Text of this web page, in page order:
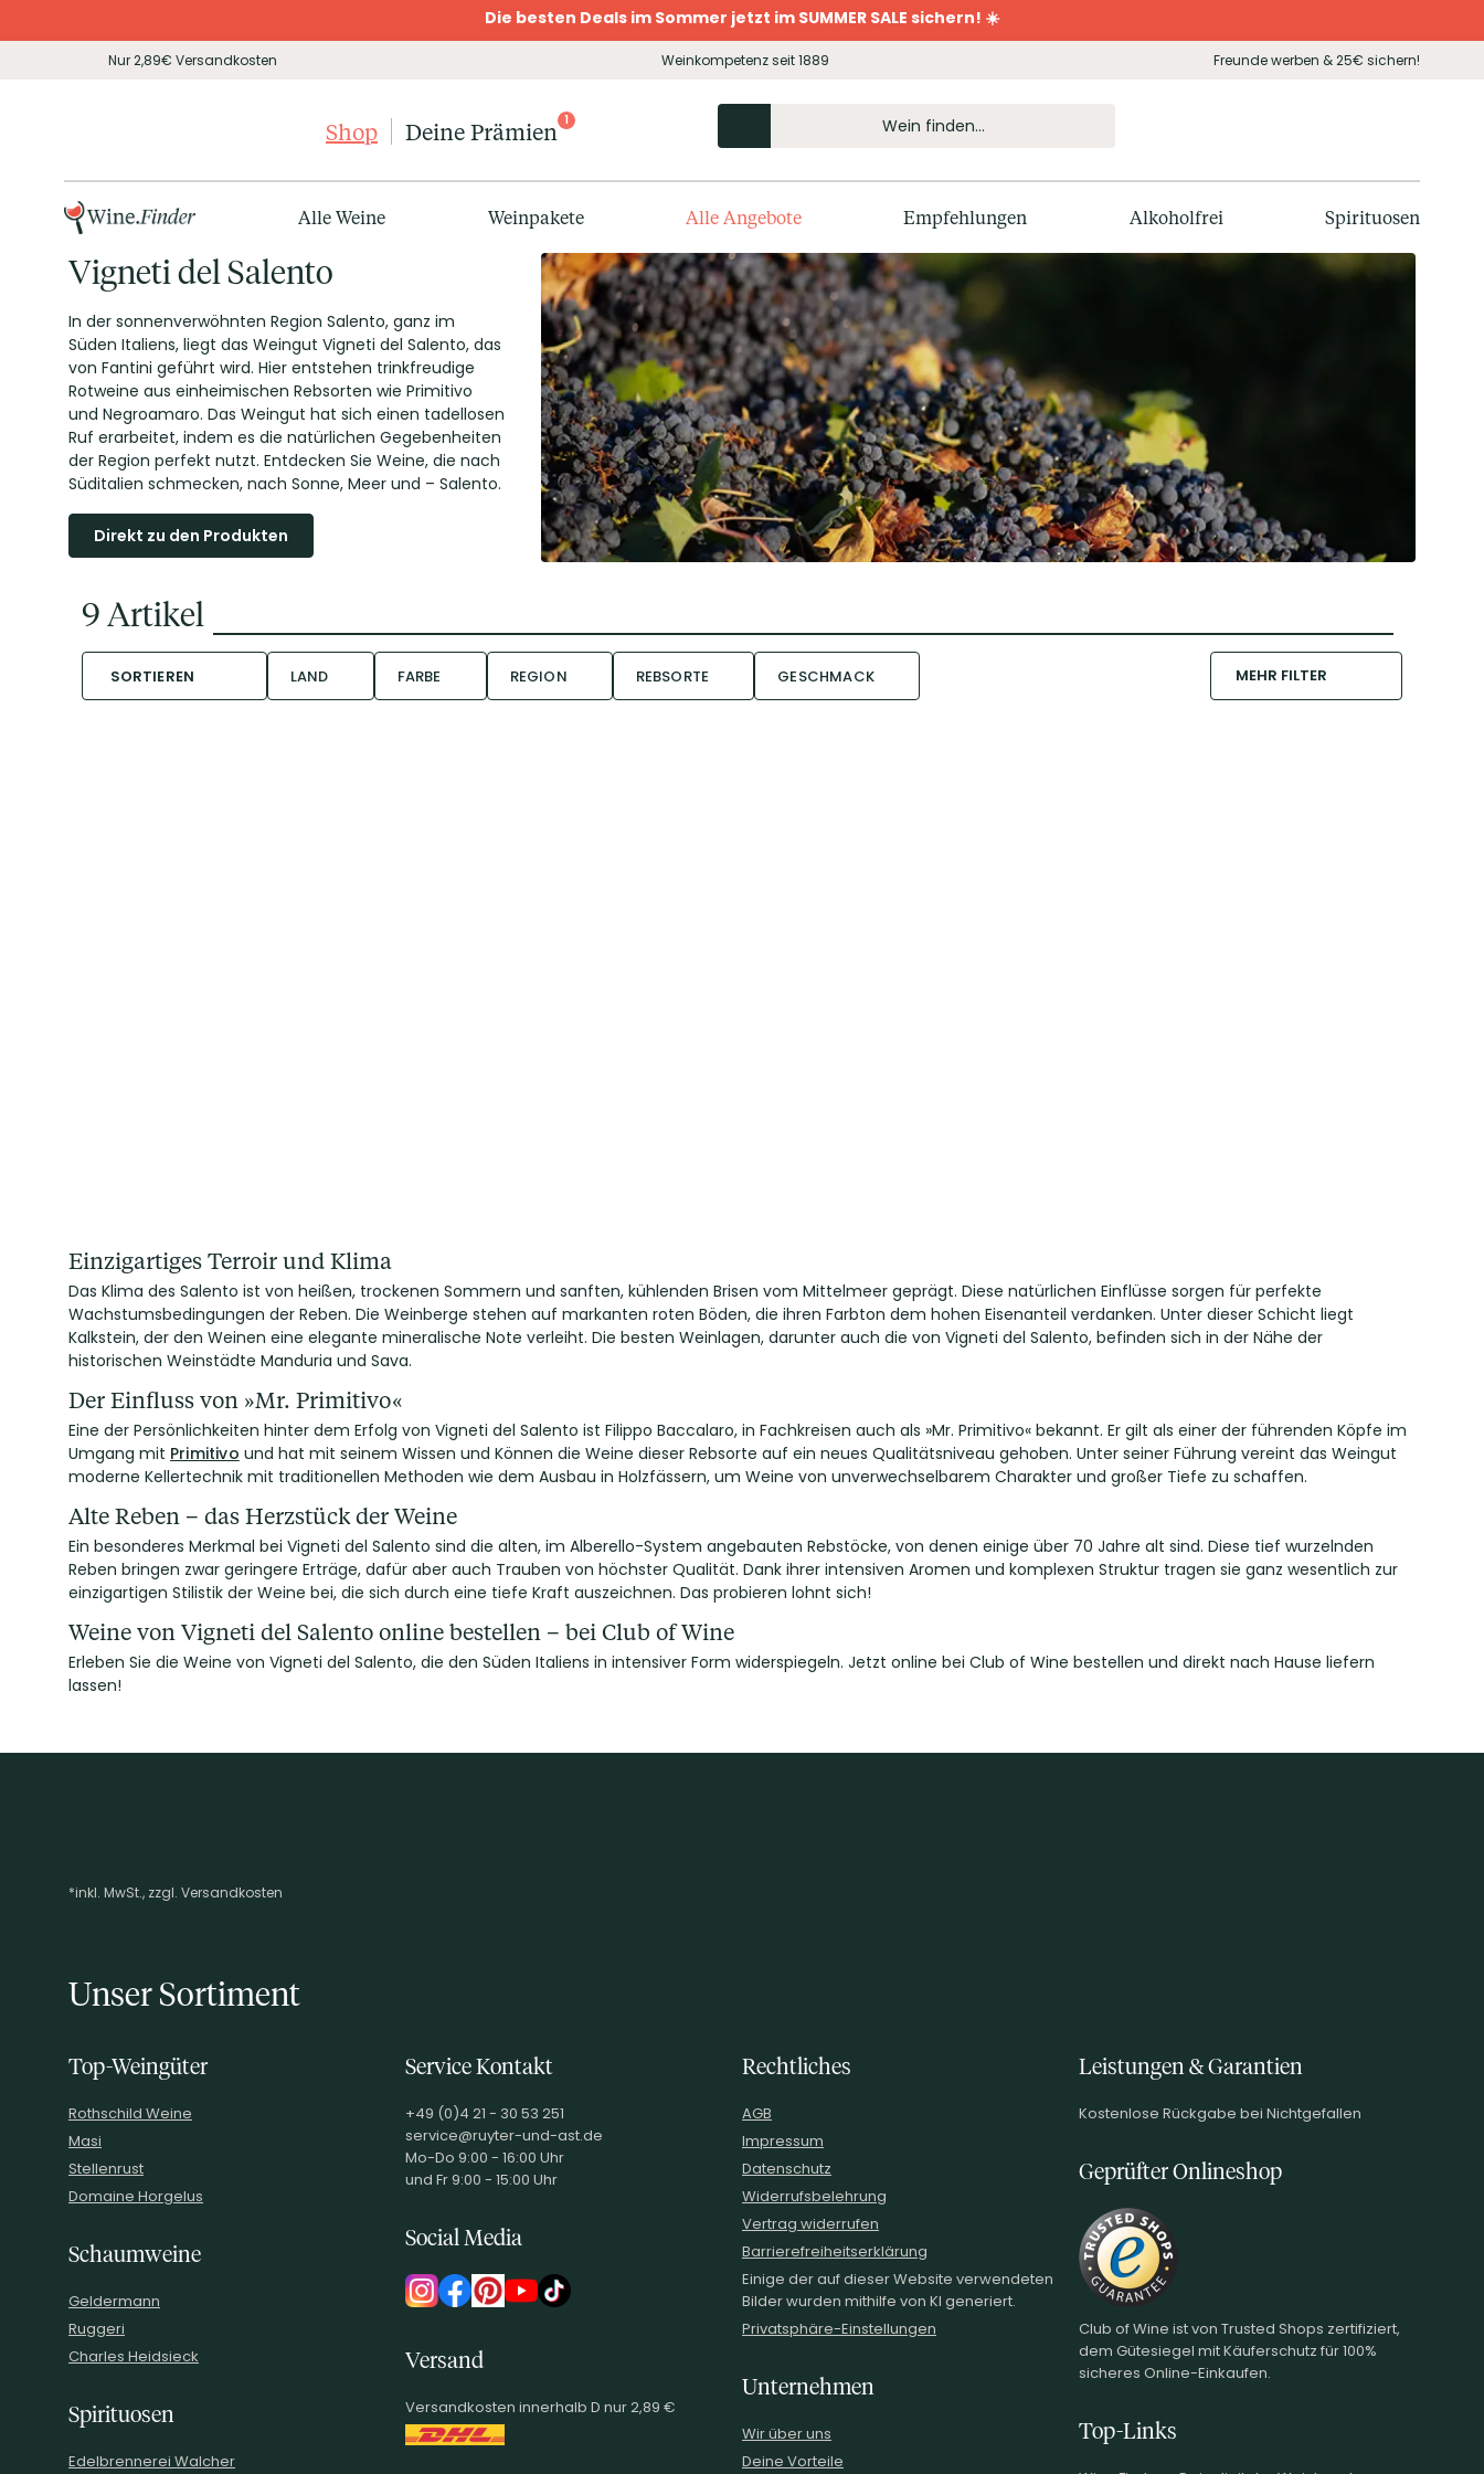
Die besten Deals im Sommer jetzt im SUMMER SALE sichern! ☀️
Nur 2,89€ Versandkosten Weinkompetenz seit 1889 Freunde werben & 25€ sichern!
Shop Deine Prämien 1
Alle Weine Weinpakete Alle Angebote Empfehlungen Alkoholfrei Spirituosen
Vigneti del Salento
In der sonnenverwöhnten Region Salento, ganz im
Süden Italiens, liegt das Weingut Vigneti del Salento, das
von Fantini geführt wird. Hier entstehen trinkfreudige
Rotweine aus einheimischen Rebsorten wie Primitivo
und Negroamaro. Das Weingut hat sich einen tadellosen
Ruf erarbeitet, indem es die natürlichen Gegebenheiten
der Region perfekt nutzt. Entdecken Sie Weine, die nach
Süditalien schmecken, nach Sonne, Meer und – Salento.
Direkt zu den Produkten
9 Artikel
SORTIEREN LAND FARBE REGION REBSORTE GESCHMACK MEHR FILTER
Einzigartiges Terroir und Klima
Das Klima des Salento ist von heißen, trockenen Sommern und sanften, kühlenden Brisen vom Mittelmeer geprägt. Diese natürlichen Einflüsse sorgen für perfekte
Wachstumsbedingungen der Reben. Die Weinberge stehen auf markanten roten Böden, die ihren Farbton dem hohen Eisenanteil verdanken. Unter dieser Schicht liegt
Kalkstein, der den Weinen eine elegante mineralische Note verleiht. Die besten Weinlagen, darunter auch die von Vigneti del Salento, befinden sich in der Nähe der
historischen Weinstädte Manduria und Sava.
Der Einfluss von »Mr. Primitivo«
Eine der Persönlichkeiten hinter dem Erfolg von Vigneti del Salento ist Filippo Baccalaro, in Fachkreisen auch als »Mr. Primitivo« bekannt. Er gilt als einer der führenden Köpfe im
Umgang mit Primitivo und hat mit seinem Wissen und Können die Weine dieser Rebsorte auf ein neues Qualitätsniveau gehoben. Unter seiner Führung vereint das Weingut
moderne Kellertechnik mit traditionellen Methoden wie dem Ausbau in Holzfässern, um Weine von unverwechselbarem Charakter und großer Tiefe zu schaffen.
Alte Reben – das Herzstück der Weine
Ein besonderes Merkmal bei Vigneti del Salento sind die alten, im Alberello-System angebauten Rebstöcke, von denen einige über 70 Jahre alt sind. Diese tief wurzelnden
Reben bringen zwar geringere Erträge, dafür aber auch Trauben von höchster Qualität. Dank ihrer intensiven Aromen und komplexen Struktur tragen sie ganz wesentlich zur
einzigartigen Stilistik der Weine bei, die sich durch eine tiefe Kraft auszeichnen. Das probieren lohnt sich!
Weine von Vigneti del Salento online bestellen – bei Club of Wine
Erleben Sie die Weine von Vigneti del Salento, die den Süden Italiens in intensiver Form widerspiegeln. Jetzt online bei Club of Wine bestellen und direkt nach Hause liefern
lassen!
Footer-Menü
*inkl. MwSt., zzgl. Versandkosten
Unser Sortiment
Top-Weingüter
Rothschild Weine
Masi
Stellenrust
Domaine Horgelus
Schaumweine
Geldermann
Ruggeri
Charles Heidsieck
Spirituosen
Edelbrennerei Walcher
Service Kontakt
+49 (0)4 21 - 30 53 251
service@ruyter-und-ast.de
Mo-Do 9:00 - 16:00 Uhr
und Fr 9:00 - 15:00 Uhr
Social Media
Versand
Versandkosten innerhalb D nur 2,89 €
Rechtliches
AGB
Impressum
Datenschutz
Widerrufsbelehrung
Vertrag widerrufen
Barrierefreiheitserklärung
Einige der auf dieser Website verwendeten
Bilder wurden mithilfe von KI generiert.
Privatsphäre-Einstellungen
Unternehmen
Wir über uns
Deine Vorteile
Leistungen & Garantien
Kostenlose Rückgabe bei Nichtgefallen
Geprüfter Onlineshop
Club of Wine ist von Trusted Shops zertifiziert,
dem Gütesiegel mit Käuferschutz für 100%
sicheres Online-Einkaufen.
Top-Links